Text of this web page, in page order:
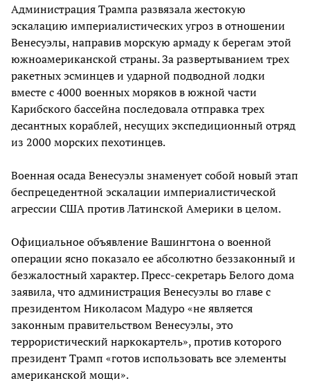
Администрация Трампа развязала жестокую
эскалацию империалистических угроз в отношении
Венесуэлы, направив морскую армаду к берегам этой
южноамериканской страны. За развертыванием трех
ракетных эсминцев и ударной подводной лодки
вместе с 4000 военных моряков в южной части
Карибского бассейна последовала отправка трех
десантных кораблей, несущих экспедиционный отряд
из 2000 морских пехотинцев.
Военная осада Венесуэлы знаменует собой новый этап
беспрецедентной эскалации империалистической
агрессии США против Латинской Америки в целом.
Официальное объявление Вашингтона о военной
операции ясно показало ее абсолютно беззаконный и
безжалостный характер. Пресс-секретарь Белого дома
заявила, что администрация Венесуэлы во главе с
президентом Николасом Мадуро «не является
законным правительством Венесуэлы, это
террористический наркокартель», против которого
президент Трамп «готов использовать все элементы
американской мощи».